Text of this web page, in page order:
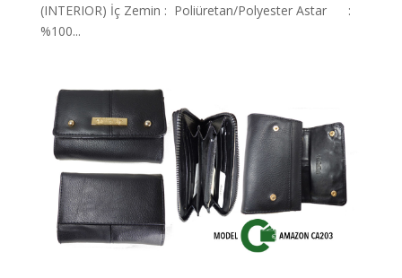
(INTERIOR) İç Zemin : Poliüretan/Polyester Astar :
%100...